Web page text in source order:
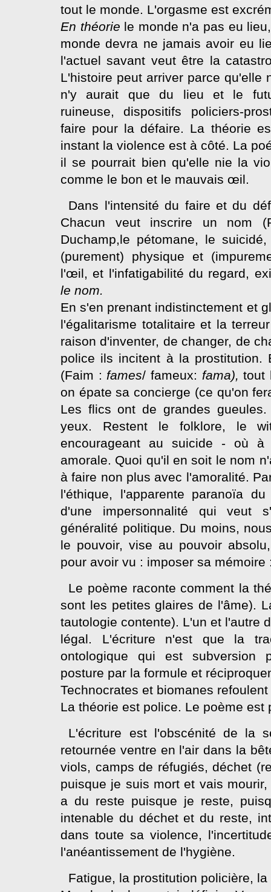
tout le monde. L'orgasme est
En théorie le monde n'a pas eu
monde devra ne jamais avoir eu
l'actuel savant veut être la
L'histoire peut arriver parce qu'elle
n'y aurait que du lieu et le
ruineuse, dispositifs policiers-
faire pour la défaire. La théorie
instant la violence est à côté. La
il se pourrait bien qu'elle nie la
comme le bon et le mauvais œil.
Dans l'intensité du faire et du
Chacun veut inscrire un nom
Duchamp,le pétomane, le
(purement) physique et
l'œil, et l'infatigabilité du regard,
le nom.
En s'en prenant indistinctement et
l'égalitarisme totalitaire et la
raison d'inventer, de changer, de
police ils incitent à la
(Faim : fames/ fameux: fama),tout
on épate sa concierge (ce qu'on
Les flics ont de grandes
yeux. Restent le folklore, le
encourageant au suicide - où
amorale. Quoi qu'il en soit le nom
à faire non plus avec l'amoralité.
l'éthique, l'apparente paranoïa
d'une impersonnalité qui veut
généralité politique. Du moins,
le pouvoir, vise au pouvoir
pour avoir vu : imposer sa
Le poème raconte comment la
sont les petites glaires de l'âme).
tautologie contente). L'un et l'autre
légal. L'écriture n'est que la
ontologique qui est subversion
posture par la formule et
Technocrates et biomanes
La théorie est police. Le poème est
L'écriture est l'obscénité de la
retournée ventre en l'air dans la
viols, camps de réfugiés, déchet
puisque je suis mort et vais
a du reste puisque je reste,
intenable du déchet et du reste,
dans toute sa violence,
l'anéantissement de l'hygiène.
Fatigue, la prostitution policière,